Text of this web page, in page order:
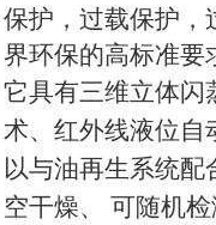
保护，过载保护，
界环保的高标准要
它具有三维立体闪
术、红外线液位自
以与油再生系统
空干燥、 可随机